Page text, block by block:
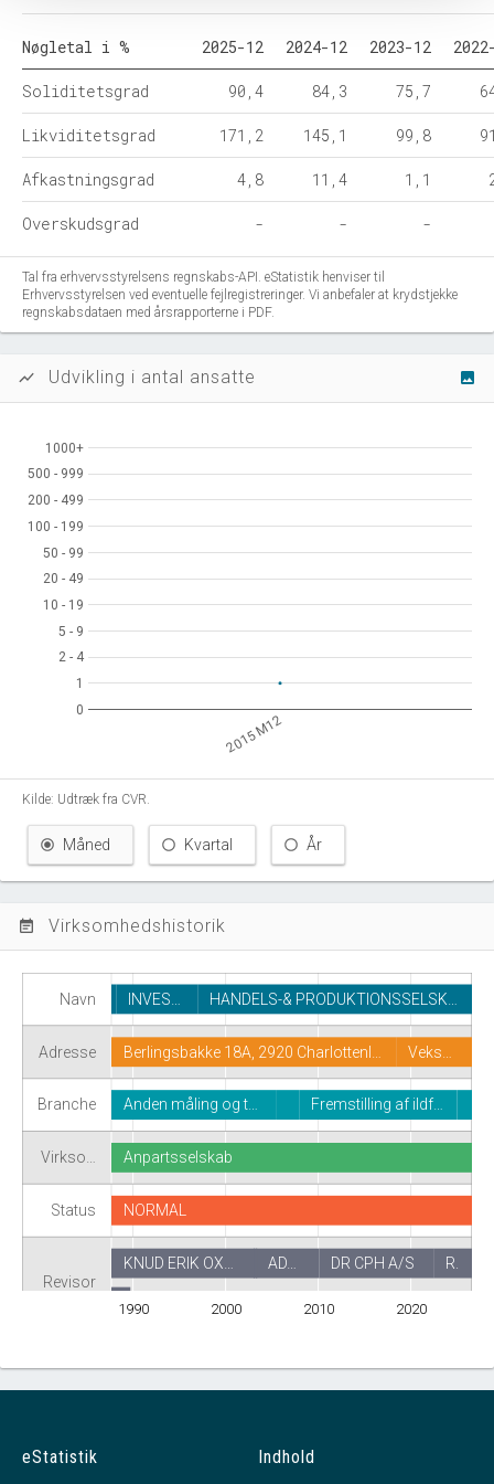
Nøgletal i % 2025-12 2024-12 2023-12
Soliditetsgrad 90,4 84,3 75,7
Likviditetsgrad 171,2 145,1 99,8
Afkastningsgrad 4,8 11,4 1,1
Overskudsgrad - - -
Tal fra erhvervsstyrelsens regnskabs-API. eStatistik henviser til
Erhvervsstyrelsen ved eventuelle fejlregistreringer. Vi anbefaler at krydstjekke
regnskabsdataen med årsrapporterne i PDF.
show_chart Udvikling i antal ansatte image
2015 M12
0
0
11
2 - 4
2 - 4
5 - 9
5 - 9
10 - 19
10 - 19
20 - 49
20 - 49
50 - 99
50 - 99
100 - 199
100 - 199
200 - 499
200 - 499
500 - 999
500 - 999
1000+
1000+
Kilde: Udtræk fra CVR.
Måned Kvartal År
event_note Virksomhedshistorik
1990 2000 2010 2020
Navn
Adresse
Branche
Virkso…
Status
Revisor
INVES… HANDELS-& PRODUKTIONSSELSK…
Berlingsbakke 18A, 2920 Charlottenl… Veks…
Anden måling og t… Fremstilling af ildf…
Anpartsselskab
NORMAL
AD… R.
DR CPH A/S
KNUD ERIK OX…
REVISIONSFIRMAET E DEIBORG I/S
eStatistik Indhold